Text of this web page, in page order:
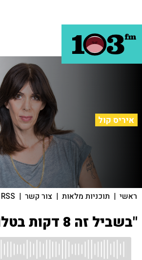
איריס קול
ראשי | תוכניות מלאות | צור קשר |
RSS
"בשביל זה 8 דקות בטלוויזיה?"